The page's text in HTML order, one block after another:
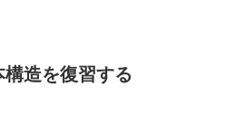
造を復習する